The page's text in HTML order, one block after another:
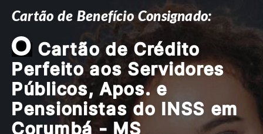
Cartão de Benefício Consignado:
O Cartão de Crédito
Perfeito aos Servidores
Públicos, Apos. e
Pensionistas do INSS em
Corumbá - MS